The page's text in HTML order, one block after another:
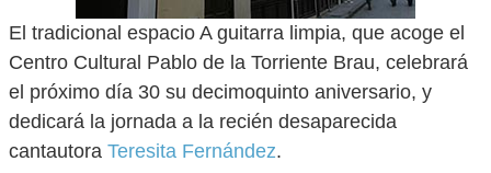
El tradicional espacio A guitarra limpia, que acoge el
Centro Cultural Pablo de la Torriente Brau, celebrará
el próximo día 30 su decimoquinto aniversario, y
dedicará la jornada a la recién desaparecida
cantautora Teresita Fernández.